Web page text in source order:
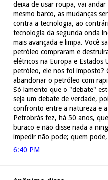
deixa de usar roupa, vai
mesmo barco, as mudanças
contra a tecnologia, ao
tecnologia da segunda onda
mais avançada e limpa. Você
petróleo compraram e
elétricos na Europa e Estados
petróleo, ele nos foi imposto?
abandonar o petróleo com
Só lamento que o "debate"
seja um debate de verdade,
confronto entre a natureza e
Petrobrás fez, há 50 anos,
buraco e não disse nada a
impedir não pode; quem
6:40 PM